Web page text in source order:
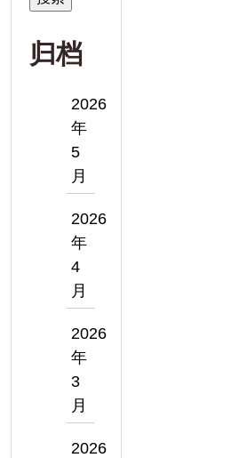
归档
2026
年
5
月
2026
年
4
月
2026
年
3
月
2026